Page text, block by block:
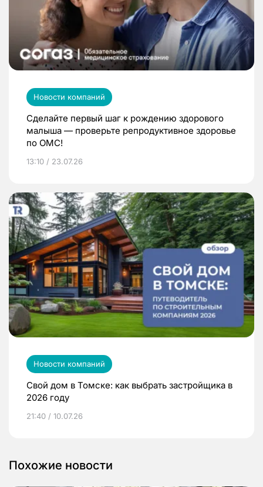
Новости компаний
Сделайте первый шаг к рождению здорового
малыша — проверьте репродуктивное здоровье
по ОМС!
13:10 / 23.07.26
Новости компаний
Свой дом в Томске: как выбрать застройщика в
2026 году
21:40 / 10.07.26
Похожие новости